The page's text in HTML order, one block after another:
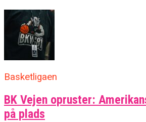
Basketligaen
BK Vejen opruster:
på plads